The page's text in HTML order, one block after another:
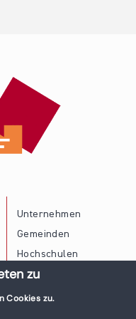
Unternehmen
Gemeinden
Hochschulen
Persönliche Vereinbarkeit
zu
Cookies zu.